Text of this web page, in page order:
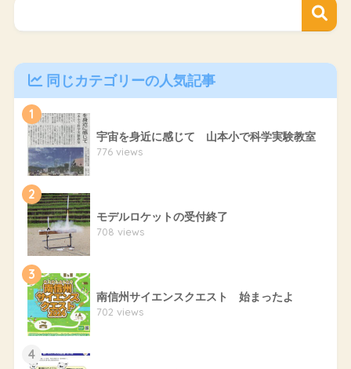
同じカテゴリーの人気記事
1
宇宙を身近に感じて 山本小で科学実験教室
776 views
2
モデルロケットの受付終了
708 views
3
南信州サイエンスクエスト 始まったよ
702 views
4